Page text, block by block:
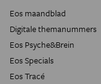
Eos maandblad
Digitale themanummers
Eos Psyche&Brein
Eos Specials
Eos Tracé